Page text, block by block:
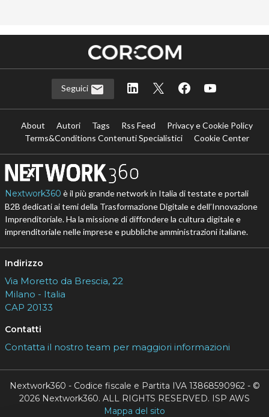
Seguici
About Autori Tags Rss Feed
Privacy e Cookie Policy
Terms&Conditions Contenuti Specialistici
Cookie Center
Nextwork360 è il più grande network in Italia di testate e portali
B2B dedicati ai temi della Trasformazione Digitale e dell’Innovazione
Imprenditoriale. Ha la missione di diffondere la cultura digitale e
imprenditoriale nelle imprese e pubbliche amministrazioni italiane.
Indirizzo
Via Moretto da Brescia, 22
Milano - Italia
CAP 20133
Contatti
Contatta il nostro team per maggiori informazioni
Nextwork360 - Codice fiscale e Partita IVA 13868590962 - ©
2026 Nextwork360. ALL RIGHTS RESERVED. ISP AWS
Mappa del sito